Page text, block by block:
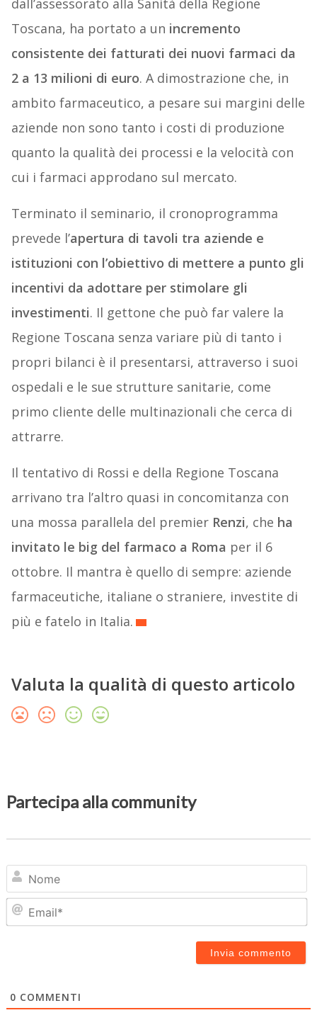
dall’assessorato alla Sanità della Regione
Toscana, ha portato a un incremento
consistente dei fatturati dei nuovi farmaci da
2 a 13 milioni di euro. A dimostrazione che, in
ambito farmaceutico, a pesare sui margini delle
aziende non sono tanto i costi di produzione
quanto la qualità dei processi e la velocità con
cui i farmaci approdano sul mercato.
Terminato il seminario, il cronoprogramma
prevede l’apertura di tavoli tra aziende e
istituzioni con l’obiettivo di mettere a punto gli
incentivi da adottare per stimolare gli
investimenti. Il gettone che può far valere la
Regione Toscana senza variare più di tanto i
propri bilanci è il presentarsi, attraverso i suoi
ospedali e le sue strutture sanitarie, come
primo cliente delle multinazionali che cerca di
attrarre.
Il tentativo di Rossi e della Regione Toscana
arrivano tra l’altro quasi in concomitanza con
una mossa parallela del premier Renzi, che ha
invitato le big del farmaco a Roma per il 6
ottobre. Il mantra è quello di sempre: aziende
farmaceutiche, italiane o straniere, investite di
più e fatelo in Italia.
Valuta la qualità di questo articolo
Partecipa alla community
0 COMMENTI